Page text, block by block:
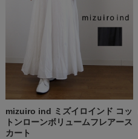
mizuiro ind ミズイロインド コッ
トンローンボリュームフレアース
カート